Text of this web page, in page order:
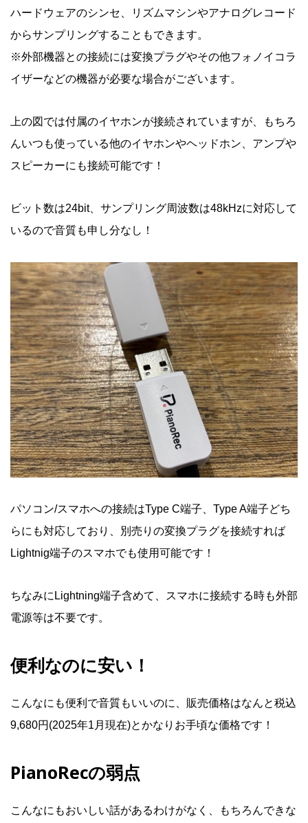
ハードウェアのシンセ、リズムマシンやアナログレコード
からサンプリングすることもできます。
※外部機器との接続には変換プラグやその他フォノイコラ
イザーなどの機器が必要な場合がございます。
上の図では付属のイヤホンが接続されていますが、もちろ
んいつも使っている他のイヤホンやヘッドホン、アンプや
スピーカーにも接続可能です！
ビット数は24bit、サンプリング周波数は48kHzに対応して
いるので音質も申し分なし！
パソコン/スマホへの接続はType C端子、Type A端子どち
らにも対応しており、別売りの変換プラグを接続すれば
Lightnig端子のスマホでも使用可能です！
ちなみにLightning端子含めて、スマホに接続する時も外部
電源等は不要です。
便利なのに安い！
こんなにも便利で音質もいいのに、販売価格はなんと税込
9,680円(2025年1月現在)とかなりお手頃な価格です！
PianoRecの弱点
こんなにもおいしい話があるわけがなく、もちろんできな